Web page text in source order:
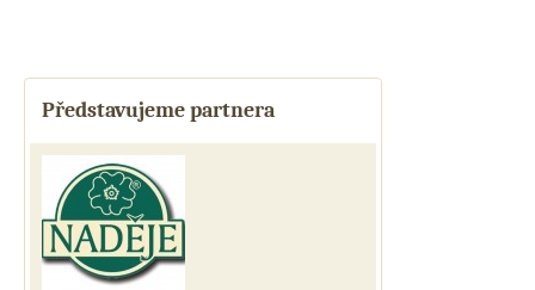
Představujeme partnera